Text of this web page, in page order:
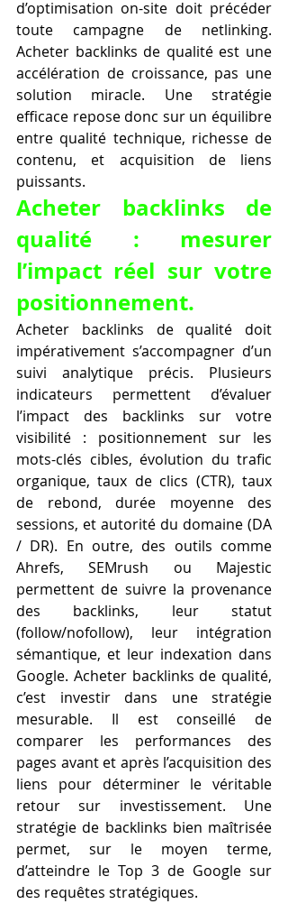
d’optimisation on-site doit précéder
toute campagne de netlinking.
Acheter backlinks de qualité est une
accélération de croissance, pas une
solution miracle. Une stratégie
efficace repose donc sur un équilibre
entre qualité technique, richesse de
contenu, et acquisition de liens
puissants.
Acheter backlinks de
qualité : mesurer
l’impact réel sur votre
positionnement.
Acheter backlinks de qualité doit
impérativement s’accompagner d’un
suivi analytique précis. Plusieurs
indicateurs permettent d’évaluer
l’impact des backlinks sur votre
visibilité : positionnement sur les
mots-clés cibles, évolution du trafic
organique, taux de clics (CTR), taux
de rebond, durée moyenne des
sessions, et autorité du domaine (DA
/ DR). En outre, des outils comme
Ahrefs, SEMrush ou Majestic
permettent de suivre la provenance
des backlinks, leur statut
(follow/nofollow), leur intégration
sémantique, et leur indexation dans
Google. Acheter backlinks de qualité,
c’est investir dans une stratégie
mesurable. Il est conseillé de
comparer les performances des
pages avant et après l’acquisition des
liens pour déterminer le véritable
retour sur investissement. Une
stratégie de backlinks bien maîtrisée
permet, sur le moyen terme,
d’atteindre le Top 3 de Google sur
des requêtes stratégiques.